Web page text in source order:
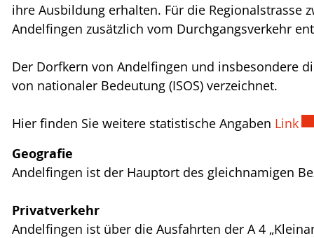
ihre Ausbildung erhalten. Für die Regionalstrasse
Andelfingen zusätzlich vom Durchgangsverkehr
Der Dorfkern von Andelfingen und insbesondere
von nationaler Bedeutung (ISOS) verzeichnet.
Hier finden Sie weitere statistische Angaben Link
Geografie
Andelfingen ist der Hauptort des gleichnamigen
Privatverkehr
Andelfingen ist über die Ausfahrten der A 4